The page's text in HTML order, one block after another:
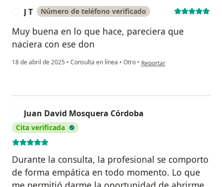
J T Número de teléfono verificado
Muy buena en lo que hace, pareciera que
naciera con ese don
18 de abril de 2025 • Consulta en línea • Otro • en opinión del usuario J T
Reportar
Juan David Mosquera Córdoba
Cita verificada
Durante la consulta, la profesional se comporto
de forma empática en todo momento. Lo que